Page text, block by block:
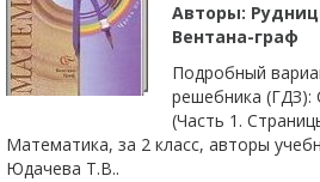
Авторы:
Вентана-граф
Подробный
решебника (ГДЗ):
(Часть 1.
Математика, за 2 класс, авторы
Юдачева T.B..